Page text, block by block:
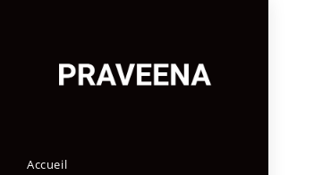
Accueil